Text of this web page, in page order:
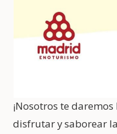
¡Nosotros te
disfrutar y saborear